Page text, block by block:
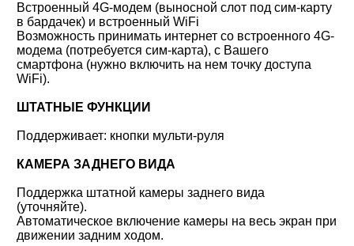
Встроенный 4G-модем (выносной слот под сим-карту
в бардачек) и встроенный WiFi
Возможность принимать интернет со встроенного 4G-
модема (потребуется сим-карта), с Вашего
смартфона (нужно включить на нем точку доступа
WiFi).
ШТАТНЫЕ ФУНКЦИИ
Поддерживает: кнопки мульти-руля
КАМЕРА ЗАДНЕГО ВИДА
Поддержка штатной камеры заднего вида
(уточняйте).
Автоматическое включение камеры на весь экран при
движении задним ходом.